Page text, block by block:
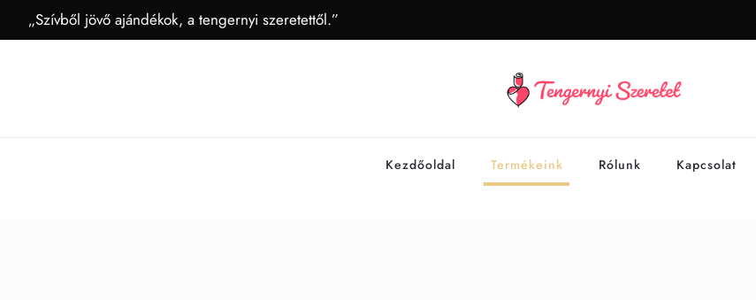
„Szívből jövő ajándékok, a tengernyi szeretettől.”
Kezdőoldal Termékeink Rólunk Kapcsolat